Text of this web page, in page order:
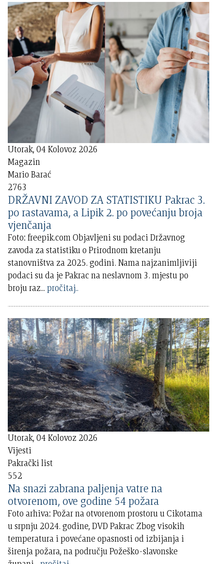
Utorak, 04 Kolovoz 2026
Magazin
Mario Barać
2763
DRŽAVNI ZAVOD ZA STATISTIKU Pakrac 3.
po rastavama, a Lipik 2. po povećanju broja
vjenčanja
Foto: freepik.com Objavljeni su podaci Državnog
zavoda za statistiku o Prirodnom kretanju
stanovništva za 2025. godini. Nama najzanimljiviji
podaci su da je Pakrac na neslavnom 3. mjestu po
broju raz... pročitaj..
Utorak, 04 Kolovoz 2026
Vijesti
Pakrački list
552
Na snazi zabrana paljenja vatre na
otvorenom, ove godine 54 požara
Foto arhiva: Požar na otvorenom prostoru u Cikotama
u srpnju 2024. godine, DVD Pakrac Zbog visokih
temperatura i povećane opasnosti od izbijanja i
širenja požara, na području Požeško-slavonske